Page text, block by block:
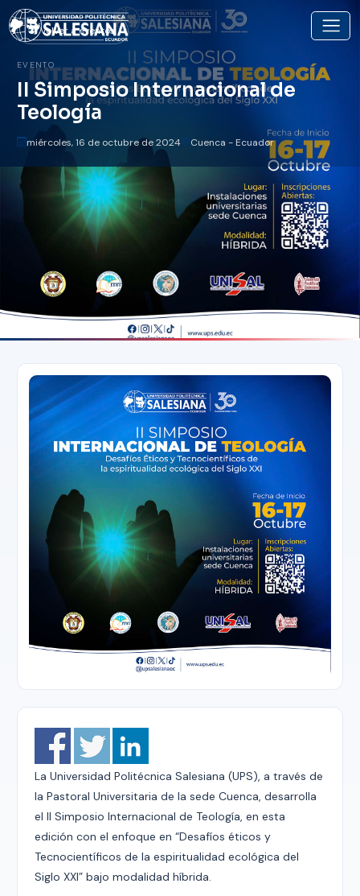
Volver a eventos
EVENTO
II Simposio Internacional de
Teología
miércoles, 16 de octubre de 2024 Cuenca - Ecuador
La Universidad Politécnica Salesiana (UPS), a través de
la Pastoral Universitaria de la sede Cuenca, desarrolla
el ll Simposio Internacional de Teología, en esta
edición con el enfoque en “Desafíos éticos y
Tecnocientíficos de la espiritualidad ecológica del
Siglo XXI” bajo modalidad híbrida.